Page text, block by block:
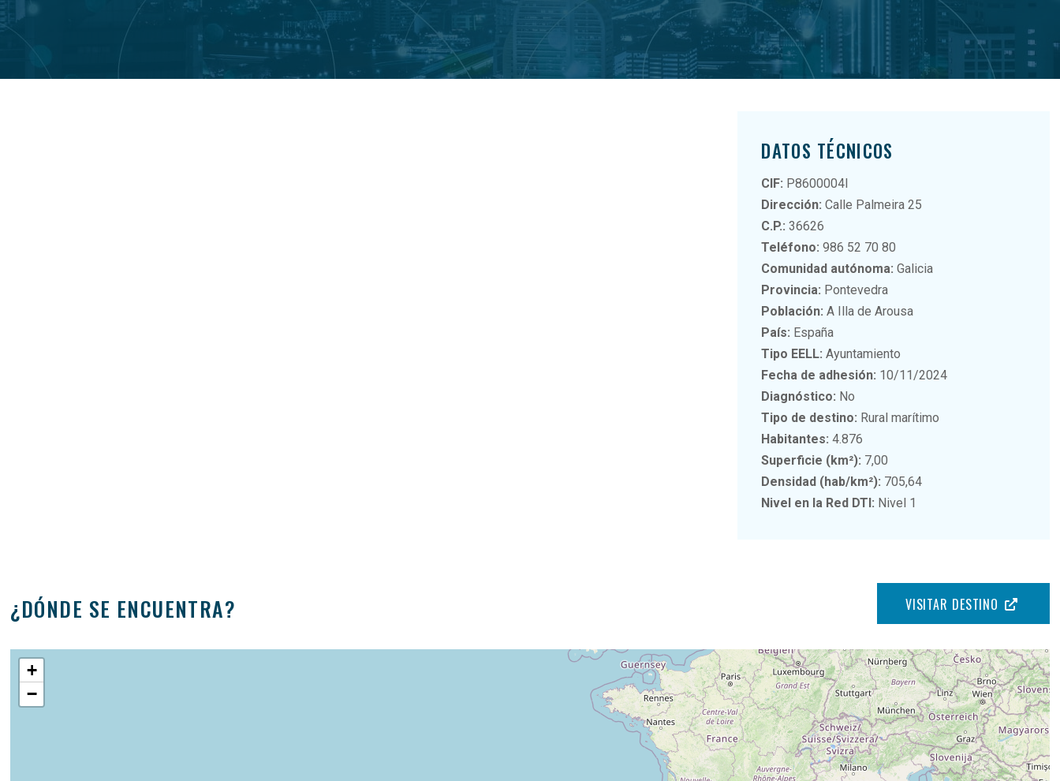
DATOS TÉCNICOS
CIF: P8600004I
Dirección: Calle Palmeira 25
C.P.: 36626
Teléfono: 986 52 70 80
Comunidad autónoma: Galicia
Provincia: Pontevedra
Población: A Illa de Arousa
País: España
Tipo EELL: Ayuntamiento
Fecha de adhesión: 10/11/2024
Diagnóstico: No
Tipo de destino: Rural marítimo
Habitantes: 4.876
Superficie (km²): 7,00
Densidad (hab/km²): 705,64
Nivel en la Red DTI: Nivel 1
¿DÓNDE SE ENCUENTRA? VISITAR DESTINO
+
−